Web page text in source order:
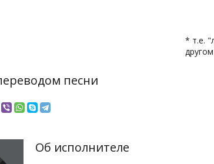
* т.е.
песни
Об исполнителе